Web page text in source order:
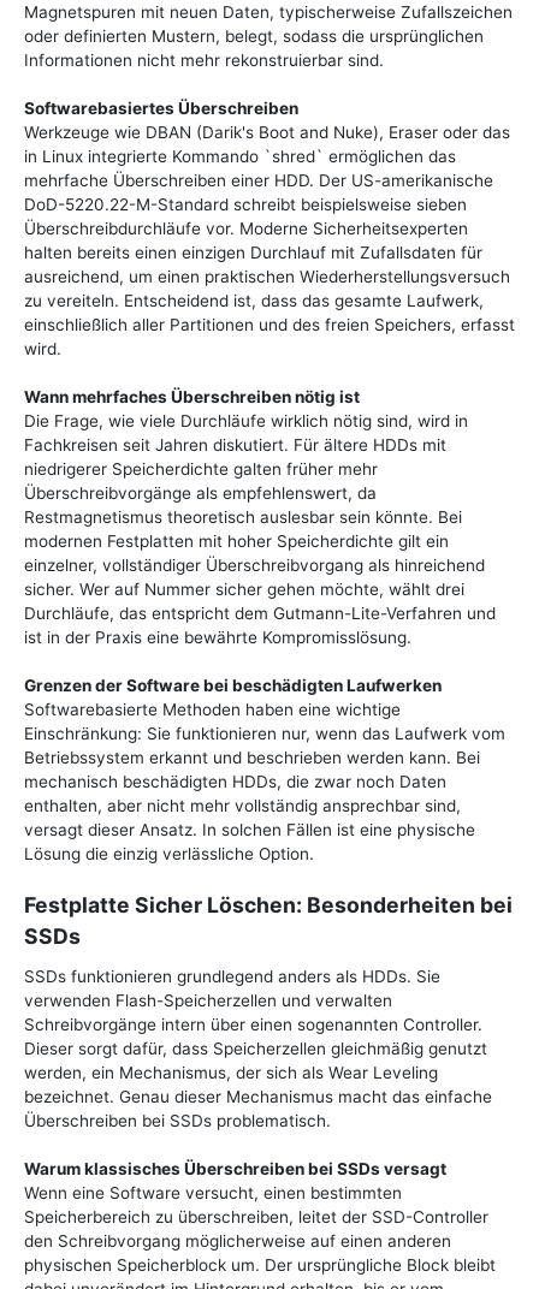
Magnetspuren mit neuen Daten, typischerweise Zufallszeichen
oder definierten Mustern, belegt, sodass die ursprünglichen
Informationen nicht mehr rekonstruierbar sind.
Softwarebasiertes Überschreiben
Werkzeuge wie DBAN (Darik's Boot and Nuke), Eraser oder das
in Linux integrierte Kommando `shred` ermöglichen das
mehrfache Überschreiben einer HDD. Der US-amerikanische
DoD-5220.22-M-Standard schreibt beispielsweise sieben
Überschreibdurchläufe vor. Moderne Sicherheitsexperten
halten bereits einen einzigen Durchlauf mit Zufallsdaten für
ausreichend, um einen praktischen Wiederherstellungsversuch
zu vereiteln. Entscheidend ist, dass das gesamte Laufwerk,
einschließlich aller Partitionen und des freien Speichers, erfasst
wird.
Wann mehrfaches Überschreiben nötig ist
Die Frage, wie viele Durchläufe wirklich nötig sind, wird in
Fachkreisen seit Jahren diskutiert. Für ältere HDDs mit
niedrigerer Speicherdichte galten früher mehr
Überschreibvorgänge als empfehlenswert, da
Restmagnetismus theoretisch auslesbar sein könnte. Bei
modernen Festplatten mit hoher Speicherdichte gilt ein
einzelner, vollständiger Überschreibvorgang als hinreichend
sicher. Wer auf Nummer sicher gehen möchte, wählt drei
Durchläufe, das entspricht dem Gutmann-Lite-Verfahren und
ist in der Praxis eine bewährte Kompromisslösung.
Grenzen der Software bei beschädigten Laufwerken
Softwarebasierte Methoden haben eine wichtige
Einschränkung: Sie funktionieren nur, wenn das Laufwerk vom
Betriebssystem erkannt und beschrieben werden kann. Bei
mechanisch beschädigten HDDs, die zwar noch Daten
enthalten, aber nicht mehr vollständig ansprechbar sind,
versagt dieser Ansatz. In solchen Fällen ist eine physische
Lösung die einzig verlässliche Option.
Festplatte Sicher Löschen: Besonderheiten bei
SSDs
SSDs funktionieren grundlegend anders als HDDs. Sie
verwenden Flash-Speicherzellen und verwalten
Schreibvorgänge intern über einen sogenannten Controller.
Dieser sorgt dafür, dass Speicherzellen gleichmäßig genutzt
werden, ein Mechanismus, der sich als Wear Leveling
bezeichnet. Genau dieser Mechanismus macht das einfache
Überschreiben bei SSDs problematisch.
Warum klassisches Überschreiben bei SSDs versagt
Wenn eine Software versucht, einen bestimmten
Speicherbereich zu überschreiben, leitet der SSD-Controller
den Schreibvorgang möglicherweise auf einen anderen
physischen Speicherblock um. Der ursprüngliche Block bleibt